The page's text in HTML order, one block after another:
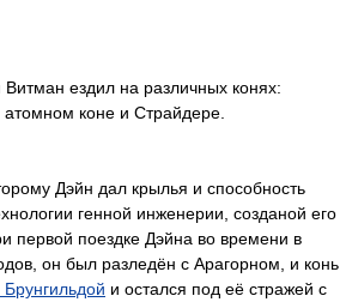
ездил на различных конях:
коне и Страйдере.
Дэйн дал крылья и способность
генной инженерии, созданой его
первой поездке Дэйна во времени в
он был разледён с Арагорном, и конь
и остался под её стражей с